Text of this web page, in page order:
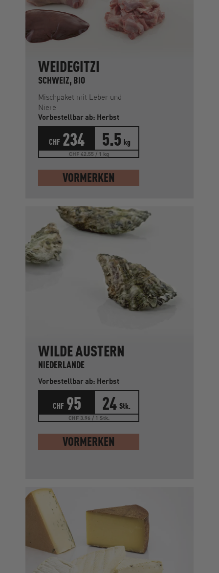
WEIDEGITZI
SCHWEIZ, BIO
Mischpaket mit Leber und
Niere
Vorbestellbar ab: Herbst
CHF 234 5.5 kg
CHF 42.55 / 1 kg
VORMERKEN
WILDE AUSTERN
NIEDERLANDE
Vorbestellbar ab: Herbst
CHF 95 24 Stk.
CHF 3.96 / 1 Stk.
VORMERKEN